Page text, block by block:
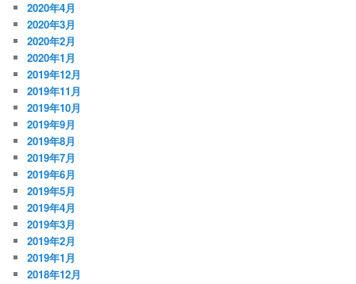
2020年4月
2020年3月
2020年2月
2020年1月
2019年12月
2019年11月
2019年10月
2019年9月
2019年8月
2019年7月
2019年6月
2019年5月
2019年4月
2019年3月
2019年2月
2019年1月
2018年12月